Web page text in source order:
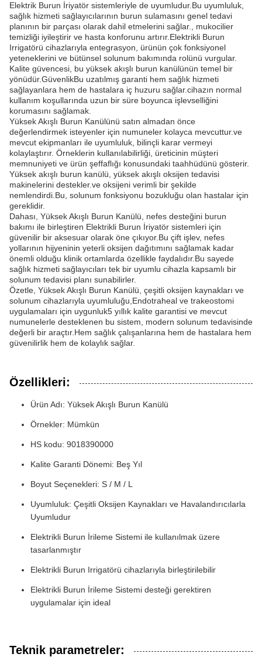
Elektrik Burun İriyatör sistemleriyle de uyumludur.Bu uyumluluk,
sağlık hizmeti sağlayıcılarının burun sulamasını genel tedavi
planının bir parçası olarak dahil etmelerini sağlar., mukocilier
temizliği iyileştirir ve hasta konforunu artırır.Elektrikli Burun
Irrigatörü cihazlarıyla entegrasyon, ürünün çok fonksiyonel
yeteneklerini ve bütünsel solunum bakımında rolünü vurgular.
Kalite güvencesi, bu yüksek akışlı burun kanülünün temel bir
yönüdür.GüvenlikBu uzatılmış garanti hem sağlık hizmeti
sağlayanlara hem de hastalara iç huzuru sağlar.cihazın normal
kullanım koşullarında uzun bir süre boyunca işlevselliğini
korumasını sağlamak.
Yüksek Akışlı Burun Kanülünü satın almadan önce
değerlendirmek isteyenler için numuneler kolayca mevcuttur.ve
mevcut ekipmanları ile uyumluluk, bilinçli karar vermeyi
kolaylaştırır. Örneklerin kullanılabilirliği, üreticinin müşteri
memnuniyeti ve ürün şeffaflığı konusundaki taahhüdünü gösterir.
Yüksek akışlı burun kanülü, yüksek akışlı oksijen tedavisi
makinelerini destekler.ve oksijeni verimli bir şekilde
nemlendirdi.Bu, solunum fonksiyonu bozukluğu olan hastalar için
gereklidir.
Dahası, Yüksek Akışlı Burun Kanülü, nefes desteğini burun
bakımı ile birleştiren Elektrikli Burun İriyatör sistemleri için
güvenilir bir aksesuar olarak öne çıkıyor.Bu çift işlev, nefes
yollarının hijyeninin yeterli oksijen dağıtımını sağlamak kadar
önemli olduğu klinik ortamlarda özellikle faydalıdır.Bu sayede
sağlık hizmeti sağlayıcıları tek bir uyumlu cihazla kapsamlı bir
solunum tedavisi planı sunabilirler.
Özetle, Yüksek Akışlı Burun Kanülü, çeşitli oksijen kaynakları ve
solunum cihazlarıyla uyumluluğu,Endotraheal ve trakeostomi
uygulamaları için uygunluk5 yıllık kalite garantisi ve mevcut
numunelerle desteklenen bu sistem, modern solunum tedavisinde
değerli bir araçtır.Hem sağlık çalışanlarına hem de hastalara hem
güvenilirlik hem de kolaylık sağlar.
Özellikleri:
Ürün Adı: Yüksek Akışlı Burun Kanülü
Örnekler: Mümkün
HS kodu: 9018390000
Kalite Garanti Dönemi: Beş Yıl
Boyut Seçenekleri: S / M / L
Uyumluluk: Çeşitli Oksijen Kaynakları ve Havalandırıcılarla
Uyumludur
Elektrikli Burun İrileme Sistemi ile kullanılmak üzere
tasarlanmıştır
Elektrikli Burun Irrigatörü cihazlarıyla birleştirilebilir
Elektrikli Burun İrileme Sistemi desteği gerektiren
uygulamalar için ideal
Teknik parametreler: